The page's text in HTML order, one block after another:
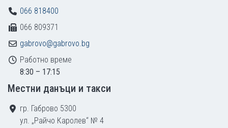
066 818400
066 809371
gabrovo@gabrovo.bg
Работно време
8:30 – 17:15
Местни данъци и такси
гр. Габрово 5300
ул. „Райчо Каролев“ № 4